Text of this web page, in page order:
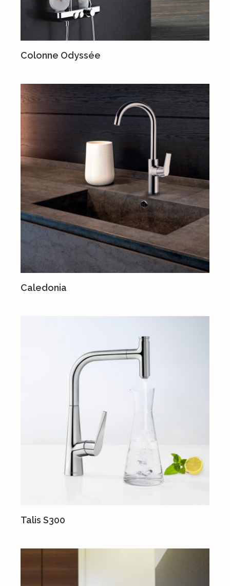
Colonne Odyssée
Caledonia
Talis S300